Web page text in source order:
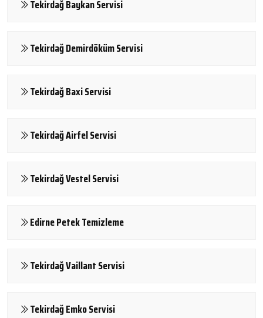
Tekirdağ Baykan Servisi
Tekirdağ Demirdöküm Servisi
Tekirdağ Baxi Servisi
Tekirdağ Airfel Servisi
Tekirdağ Vestel Servisi
Edirne Petek Temizleme
Tekirdağ Vaillant Servisi
Tekirdağ Emko Servisi